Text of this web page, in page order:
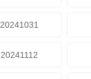
20241031
20241112